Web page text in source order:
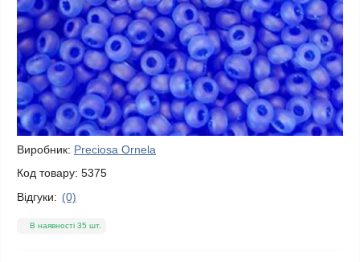
Виробник: Preciosa Ornela
Код товару: 5375
Відгуки: (0)
В наявності 35 шт.